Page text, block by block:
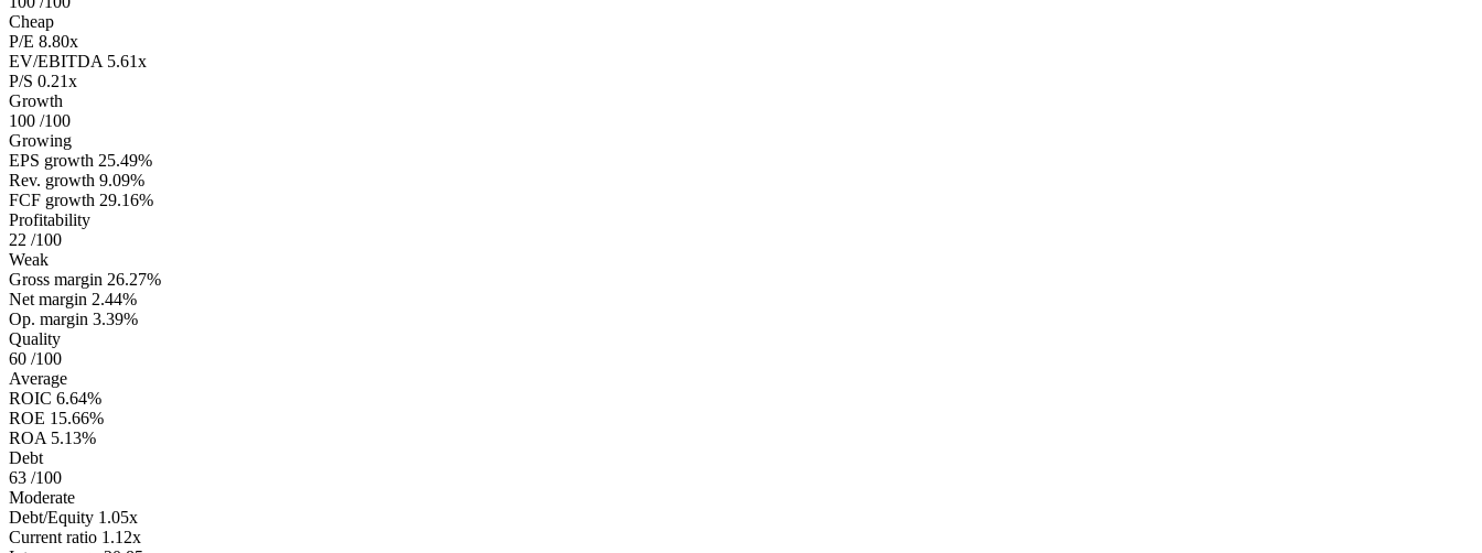
Cheap
P/E 8.80x
EV/EBITDA 5.61x
P/S 0.21x
Growth
100 /100
Growing
EPS growth 25.49%
Rev. growth 9.09%
FCF growth 29.16%
Profitability
22 /100
Weak
Gross margin 26.27%
Net margin 2.44%
Op. margin 3.39%
Quality
60 /100
Average
ROIC 6.64%
ROE 15.66%
ROA 5.13%
Debt
63 /100
Moderate
Debt/Equity 1.05x
Current ratio 1.12x